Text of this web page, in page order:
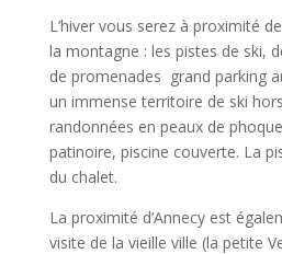
L’hiver vous serez à proximité
la montagne : les pistes de ski,
de promenades grand parking
un immense territoire de ski
randonnées en peaux de
patinoire, piscine couverte. La
du chalet.
La proximité d’Annecy est
visite de la vieille ville (la petite